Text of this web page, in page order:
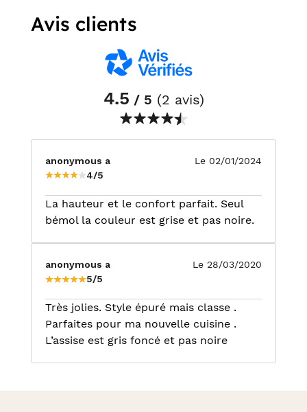
Avis clients
4.5 / 5 (2 avis)
anonymous a
4/5
Le 02/01/2024
La hauteur et le confort parfait. Seul
bémol la couleur est grise et pas noire.
anonymous a
5/5
Le 28/03/2020
Très jolies. Style épuré mais classe .
Parfaites pour ma nouvelle cuisine .
L’assise est gris foncé et pas noire